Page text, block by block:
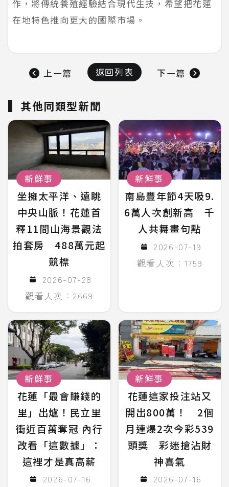
作，將傳統養殖經驗結合現代生技，希望把花蓮
在地特色推向更大的國際市場。
上一篇 返回列表 下一篇
其他同類型新聞
新鮮事
坐擁太平洋、遠眺
中央山脈！花蓮首
釋11間山海景觀法
拍套房 488萬元起
競標
2026-07-28
觀看人次：2669
新鮮事
南島豐年節4天吸9.
6萬人次創新高 千
人共舞畫句點
2026-07-19
觀看人次：1759
新鮮事
花蓮「最會賺錢的
里」出爐！民立里
衝近百萬奪冠 內行
改看「這數據」：
這裡才是真高薪
2026-07-16
新鮮事
花蓮這家投注站又
開出800萬！ 2個
月連爆2次今彩539
頭獎 彩迷搶沾財
神喜氣
2026-07-16